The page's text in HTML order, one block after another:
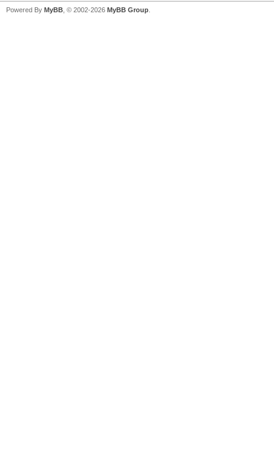
Powered By MyBB , © 2002-2026 MyBB Group